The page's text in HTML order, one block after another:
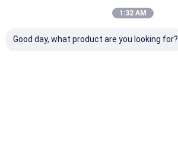
1:32 AM
Good day, what product are you looking for?